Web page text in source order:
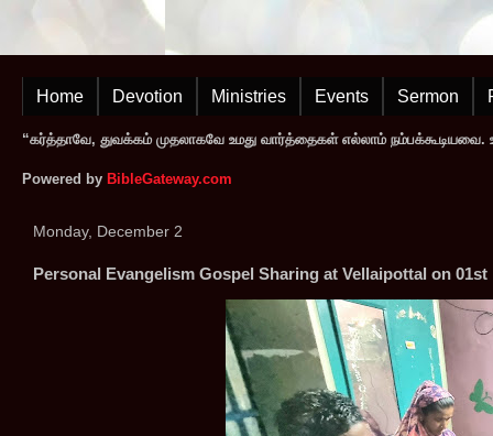
Home Devotion Ministries Events Sermon
“கர்த்தாவே, துவக்கம் முதலாகவே உமது வார்த்தைகள் எல்லாம் நம்பக்கூடியவை.
Powered by BibleGateway.com
Monday, December 2
Personal Evangelism Gospel Sharing at Vellaipottal on